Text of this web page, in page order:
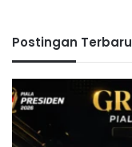
Postingan Terbaru